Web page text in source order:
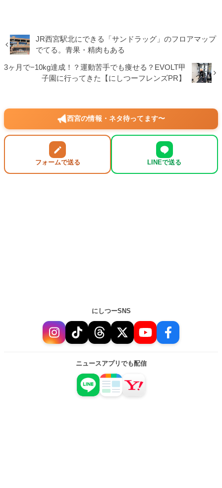
JR西宮駅北にできる「サンドラッグ」のフロアマップ
でてる。青果・精肉もある
3ヶ月で−10kg達成！？運動苦手でも痩せる？EVOLT甲
子園に行ってきた【にしつーフレンズPR】
西宮の情報・ネタ待ってます〜
フォームで送る LINEで送る
にしつーSNS
ニュースアプリでも配信